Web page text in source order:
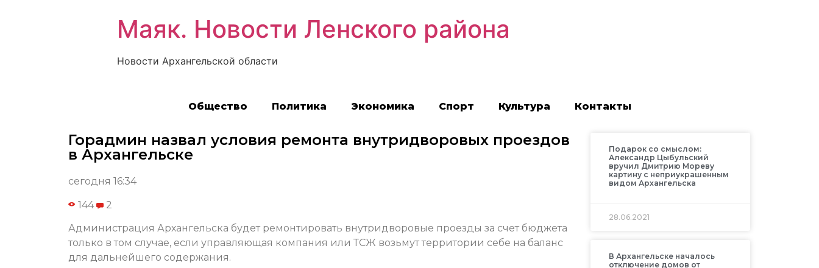
Маяк. Новости Ленского района
Новости Архангельской области
Общество Политика Экономика Спорт Культура Контакты
Горадмин назвал условия ремонта внутридворовых проездов
в Архангельске
сегодня 16:34
144 2
Администрация Архангельска будет ремонтировать внутридворовые проезды за счет бюджета
только в том случае, если управляющая компания или ТСЖ возьмут территории себе на баланс
для дальнейшего содержания.
Подарок со смыслом:
Александр Цыбульский
вручил Дмитрию Мореву
картину с неприукрашенным
видом Архангельска
28.06.2021
В Архангельске началось
отключение домов от